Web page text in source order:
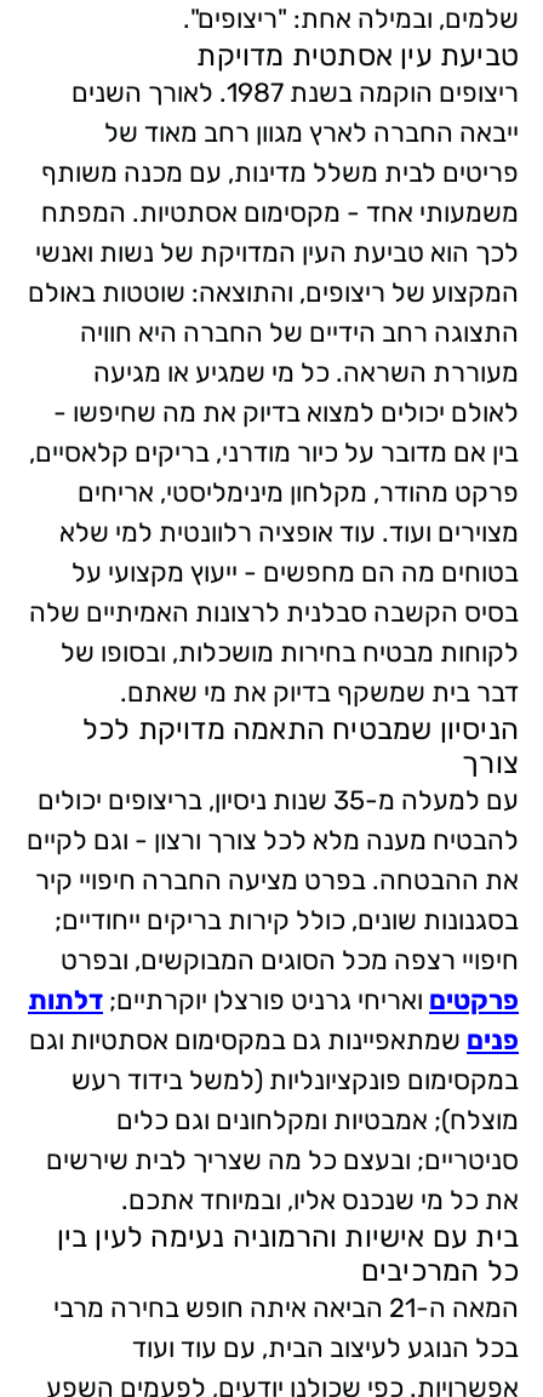
שלמים, ובמילה אחת: "ריצופים".
טביעת עין אסתטית מדויקת
ריצופים הוקמה בשנת 1987. לאורך השנים
ייבאה החברה לארץ מגוון רחב מאוד של
פריטים לבית משלל מדינות, עם מכנה משותף
משמעותי אחד - מקסימום אסתטיות. המפתח
לכך הוא טביעת העין המדויקת של נשות ואנשי
המקצוע של ריצופים, והתוצאה: שוטטות באולם
התצוגה רחב הידיים של החברה היא חוויה
מעוררת השראה. כל מי שמגיע או מגיעה
לאולם יכולים למצוא בדיוק את מה שחיפשו -
בין אם מדובר על כיור מודרני, בריקים קלאסיים,
פרקט מהודר, מקלחון מינימליסטי, אריחים
מצוירים ועוד. עוד אופציה רלוונטית למי שלא
בטוחים מה הם מחפשים - ייעוץ מקצועי על
בסיס הקשבה סבלנית לרצונות האמיתיים שלה
לקוחות מבטיח בחירות מושכלות, ובסופו של
דבר בית שמשקף בדיוק את מי שאתם.
הניסיון שמבטיח התאמה מדויקת לכל
צורך
עם למעלה מ-35 שנות ניסיון, בריצופים יכולים
להבטיח מענה מלא לכל צורך ורצון - וגם לקיים
את ההבטחה. בפרט מציעה החברה חיפויי קיר
בסגנונות שונים, כולל קירות בריקים ייחודיים;
חיפויי רצפה מכל הסוגים המבוקשים, ובפרט
פרקטים ואריחי גרניט פורצלן יוקרתיים; דלתות
פנים שמתאפיינות גם במקסימום אסתטיות וגם
במקסימום פונקציונליות (למשל בידוד רעש
מוצלח); אמבטיות ומקלחונים וגם כלים
סניטריים; ובעצם כל מה שצריך לבית שירשים
את כל מי שנכנס אליו, ובמיוחד אתכם.
בית עם אישיות והרמוניה נעימה לעין בין
כל המרכיבים
המאה ה-21 הביאה איתה חופש בחירה מרבי
בכל הנוגע לעיצוב הבית, עם עוד ועוד
אפשרויות. כפי שכולנו יודעים, לפעמים השפע